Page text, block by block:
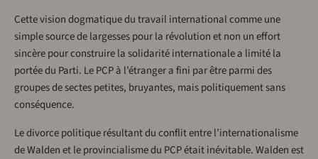
Cette vision dogmatique du travail international comme une
simple source de largesses pour la révolution et non un effort
sincère pour construire la solidarité internationale a limité la
portée du Parti. Le PCP à l’étranger a fini par être parmi des
groupes de sectes petites, bruyantes, mais politiquement sans
conséquence.
Le divorce politique résultant du conflit entre l’internationalisme
de Walden et le provincialisme du PCP était inévitable. Walden est